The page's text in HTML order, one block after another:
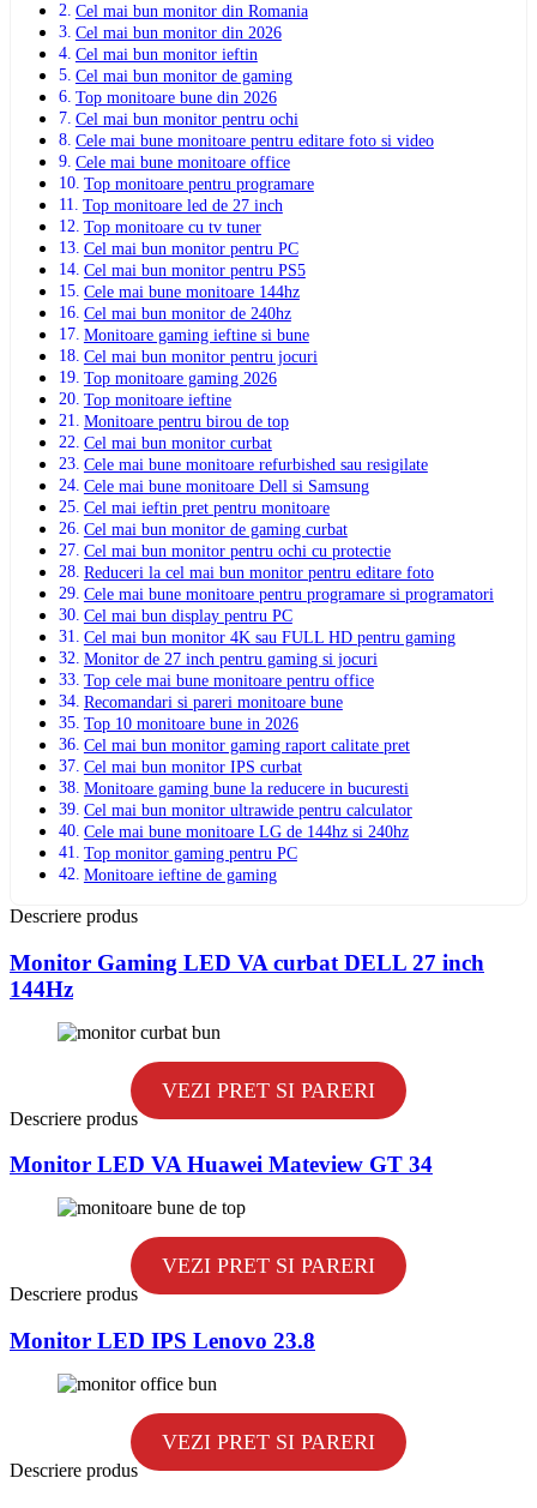
Cel mai bun monitor din Romania
Cel mai bun monitor din 2026
Cel mai bun monitor ieftin
Cel mai bun monitor de gaming
Top monitoare bune din 2026
Cel mai bun monitor pentru ochi
Cele mai bune monitoare pentru editare foto si video
Cele mai bune monitoare office
Top monitoare pentru programare
Top monitoare led de 27 inch
Top monitoare cu tv tuner
Cel mai bun monitor pentru PC
Cel mai bun monitor pentru PS5
Cele mai bune monitoare 144hz
Cel mai bun monitor de 240hz
Monitoare gaming ieftine si bune
Cel mai bun monitor pentru jocuri
Top monitoare gaming 2026
Top monitoare ieftine
Monitoare pentru birou de top
Cel mai bun monitor curbat
Cele mai bune monitoare refurbished sau resigilate
Cele mai bune monitoare Dell si Samsung
Cel mai ieftin pret pentru monitoare
Cel mai bun monitor de gaming curbat
Cel mai bun monitor pentru ochi cu protectie
Reduceri la cel mai bun monitor pentru editare foto
Cele mai bune monitoare pentru programare si programatori
Cel mai bun display pentru PC
Cel mai bun monitor 4K sau FULL HD pentru gaming
Monitor de 27 inch pentru gaming si jocuri
Top cele mai bune monitoare pentru office
Recomandari si pareri monitoare bune
Top 10 monitoare bune in 2026
Cel mai bun monitor gaming raport calitate pret
Cel mai bun monitor IPS curbat
Monitoare gaming bune la reducere in bucuresti
Cel mai bun monitor ultrawide pentru calculator
Cele mai bune monitoare LG de 144hz si 240hz
Top monitor gaming pentru PC
Monitoare ieftine de gaming
Descriere produs
Monitor Gaming LED VA curbat DELL 27 inch
144Hz
VEZI PRET SI PARERI
Descriere produs
Monitor LED VA Huawei Mateview GT 34
VEZI PRET SI PARERI
Descriere produs
Monitor LED IPS Lenovo 23.8
VEZI PRET SI PARERI
Descriere produs